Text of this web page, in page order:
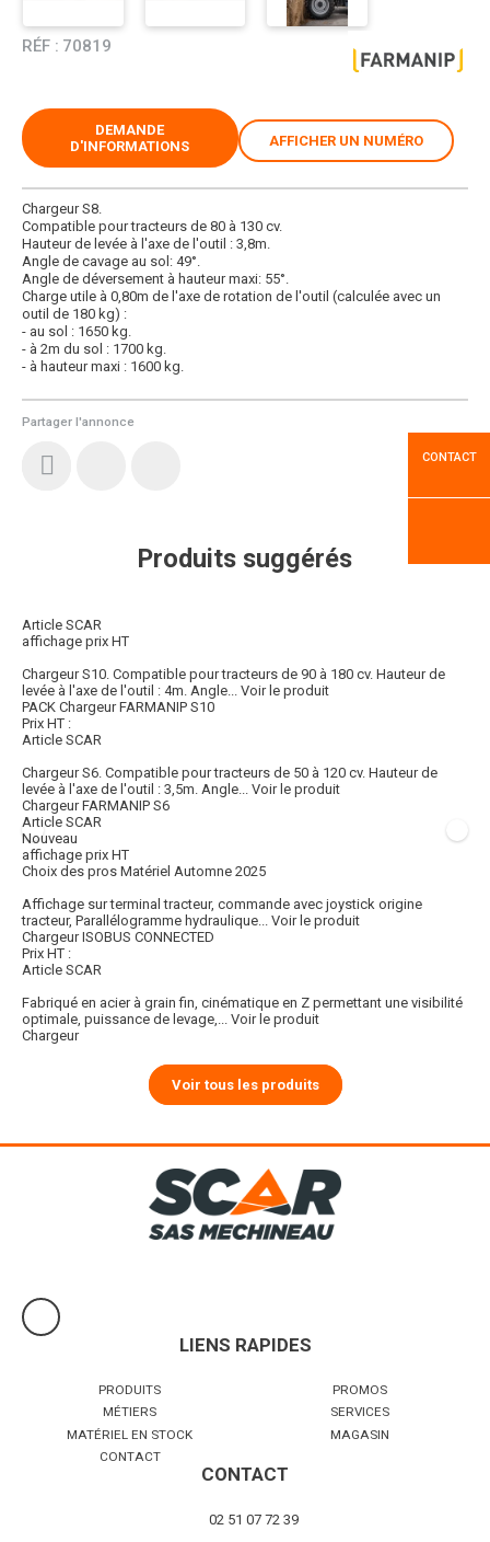
RÉF : 70819
Partager l'annonce
Chargeur S8.
Compatible pour tracteurs de 80 à 130 cv.
Hauteur de levée à l'axe de l'outil : 3,8m.
Angle de cavage au sol: 49°.
Angle de déversement à hauteur maxi: 55°.
Charge utile à 0,80m de l'axe de rotation de l'outil (calculée avec un
outil de 180 kg) :
- au sol : 1650 kg.
- à 2m du sol : 1700 kg.
- à hauteur maxi : 1600 kg.
DEMANDE
D'INFORMATIONS
AFFICHER UN NUMÉRO
Produits suggérés
Article SCAR
affichage prix HT
Chargeur S10. Compatible pour tracteurs de 90 à 180 cv. Hauteur de
levée à l'axe de l'outil : 4m. Angle... Voir le produit
PACK Chargeur FARMANIP S10
Prix HT :
Article SCAR
Chargeur S6. Compatible pour tracteurs de 50 à 120 cv. Hauteur de
levée à l'axe de l'outil : 3,5m. Angle... Voir le produit
Chargeur FARMANIP S6
Article SCAR
Nouveau
affichage prix HT
Choix des pros Matériel Automne 2025
Affichage sur terminal tracteur, commande avec joystick origine
tracteur, Parallélogramme hydraulique... Voir le produit
Chargeur ISOBUS CONNECTED
Prix HT :
Article SCAR
Fabriqué en acier à grain fin, cinématique en Z permettant une visibilité
optimale, puissance de levage,... Voir le produit
Chargeur
Voir tous les produits
CONTACT
LIENS RAPIDES
PRODUITS
PROMOS
MÉTIERS
SERVICES
MATÉRIEL EN STOCK
MAGASIN
CONTACT
CONTACT
02 51 07 72 39